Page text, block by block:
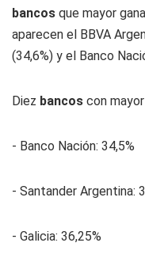
bancos que mayor
aparecen el BBVA
(34,6%) y el Banco
Diez bancos con
- Banco Nación: 34,5%
- Santander Argentina:
- Galicia: 36,25%